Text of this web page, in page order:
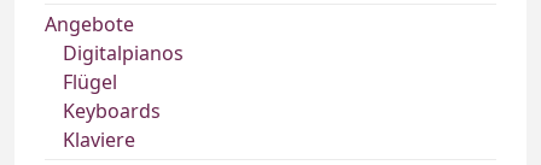
Angebote
Digitalpianos
Flügel
Keyboards
Klaviere